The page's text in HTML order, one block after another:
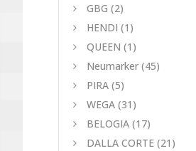
GBG (2)
HENDI (1)
QUEEN (1)
Neumarker (45)
PIRA (5)
WEGA (31)
BELOGIA (17)
DALLA CORTE (21)